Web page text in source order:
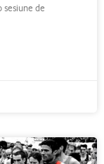
sesiune de